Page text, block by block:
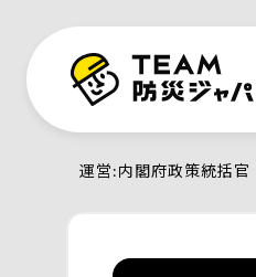
運営 内閣府政策統括官